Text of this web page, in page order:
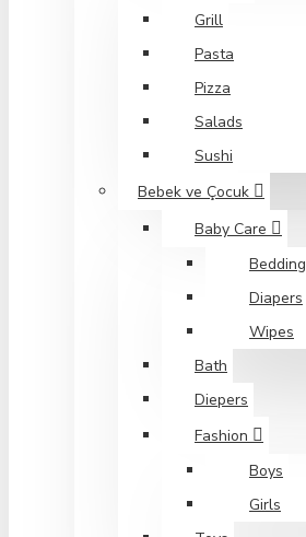
Grill
Pasta
Pizza
Salads
Sushi
Bebek ve Çocuk
Baby Care
Bedding
Diapers
Wipes
Bath
Diepers
Fashion
Boys
Girls